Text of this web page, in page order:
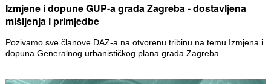
Izmjene i dopune GUP-a grada Zagreba - dostavljena
mišljenja i primjedbe
Pozivamo sve članove DAZ-a na otvorenu tribinu na temu Izmjena i
dopuna Generalnog urbanističkog plana grada Zagreba.